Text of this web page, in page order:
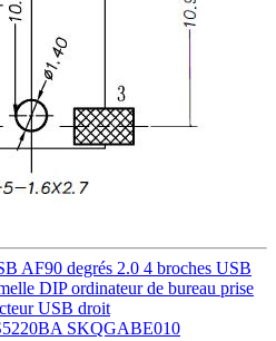
AF90 degrés 2.0 4 broches USB
DIP ordinateur de bureau prise
USB droit
SKQGABE010